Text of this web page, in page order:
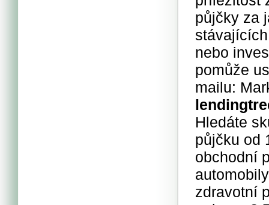
půjčky za
nebo
pomůže
mailu:
Hledáte
půjčku od
obchodní
zdravotní